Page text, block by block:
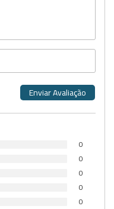
0
0
0
0
0